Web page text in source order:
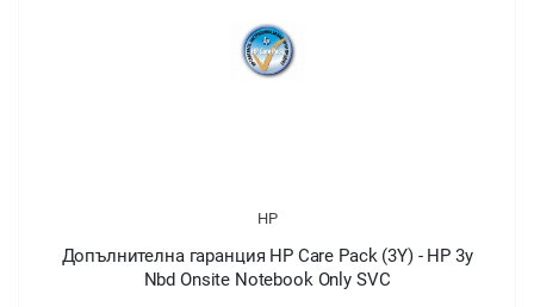
HP
Допълнителна гаранция HP Care Pack (3Y) - HP 3y
Nbd Onsite Notebook Only SVC